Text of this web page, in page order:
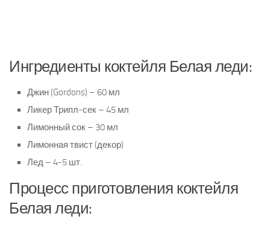
Ингредиенты коктейля Белая леди:
Джин (Gordons) – 60 мл
Ликер Трипл-сек – 45 мл
Лимонный сок – 30 мл
Лимонная твист (декор)
Лед – 4-5 шт.
Процесс приготовления коктейля
Белая леди: